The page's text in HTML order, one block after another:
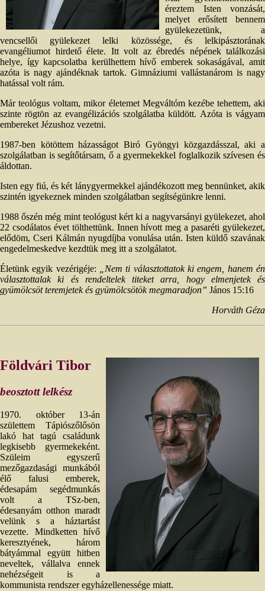
éreztem Isten vonzását,
melyet erősített bennem
gyülekezetünk, a
vencsellői gyülekezet lelki közössége, és lelkipásztorának
evangéliumot hirdető élete. Itt volt az ébredés népének találkozási
helye, így kapcsolatba kerülhettem hívő emberek sokaságával, amit
azóta is nagy ajándéknak tartok. Gimnáziumi vallástanárom is nagy
hatással volt rám.
Már teológus voltam, mikor életemet Megváltóm kezébe tehettem, aki
szinte rögtön az evangélizációs szolgálatba küldött. Azóta is vágyam
embereket Jézushoz vezetni.
1987-ben kötöttem házasságot Biró Gyöngyi közgazdásszal, aki a
szolgálatban is segítőtársam, ő a gyermekekkel foglalkozik szívesen és
áldottan.
Isten egy fiú, és két lánygyermekkel ajándékozott meg bennünket, akik
szintén igyekeznek minden szolgálatban segítségünkre lenni.
1988 őszén még mint teológust kért ki a nagyvarsányi gyülekezet, ahol
22 csodálatos évet tölthettünk. Innen hívott meg a pasaréti gyülekezet,
elődöm, Cseri Kálmán nyugdíjba vonulása után. Isten küldő szavának
engedelmeskedve kezdtük meg itt a szolgálatot.
Életünk egyik vezérigéje:
„Nem ti választottatok ki engem, hanem én
választottalak ki és rendeltelek titeket arra, hogy elmenjetek és
gyümölcsöt teremjetek és gyümölcsötök megmaradjon” János 15:16
Horváth Géza
Földvári Tibor
beosztott lelkész
1970. október 13-án
születtem Tápiószőlősön
lakó hat tagú családunk
legkisebb gyermekeként.
Szüleim egyszerű
mezőgazdasági munkából
élő falusi emberek,
édesapám segédmunkás
volt a TSz-ben,
édesanyám otthon maradt
velünk s a háztartást
vezette. Mindketten hívő
keresztyének, három
bátyámmal együtt hitben
neveltek, vállalva ennek
nehézségeit is a
kommunista rendszer egyházellenessége miatt.